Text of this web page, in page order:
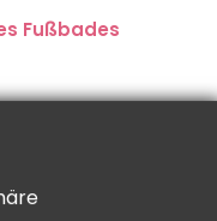
Fußbades
66cm
(nur Schweiz)
Geräte.